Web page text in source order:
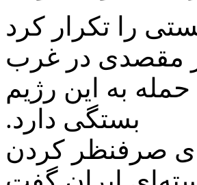
را تکرار کرد
مقصدی در غرب
به این رژیم
بستگی دارد.
صرفنظر کردن